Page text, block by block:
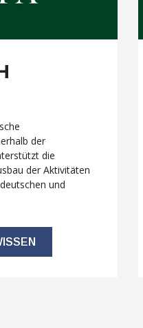
der
die
der Aktivitäten
und